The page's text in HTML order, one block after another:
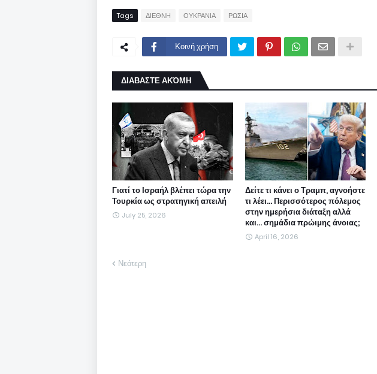
Tags ΔΙΕΘΝΗ ΟΥΚΡΑΝΙΑ ΡΩΣΙΑ
Κοινή χρήση
ΔΙΑΒΑΣΤΕ ΑΚΌΜΗ
Γιατί το Ισραήλ βλέπει τώρα την
Τουρκία ως στρατηγική απειλή
July 25, 2026
Δείτε τι κάνει ο Τραμπ, αγνοήστε
τι λέει... Περισσότερος πόλεμος
στην ημερήσια διάταξη αλλά
και... σημάδια πρώιμης άνοιας;
April 16, 2026
Νεότερη